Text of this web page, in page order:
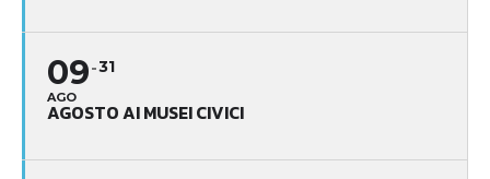
09
AGO
31
AGOSTO AI MUSEI CIVICI